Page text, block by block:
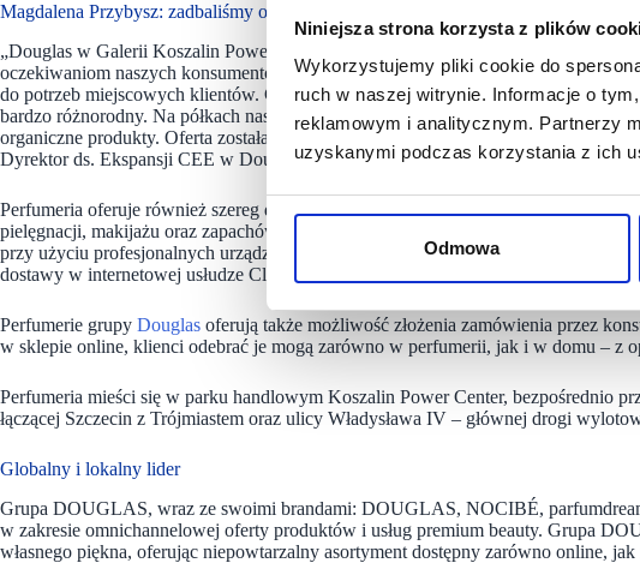
Niniejsza strona korzysta z plików
Wykorzystujemy pliki cookie do
ruch w naszej witrynie. Informacje o
reklamowym i analitycznym. Partnerzy
uzyskanymi podczas korzystania z ich
Odmowa
Magdalena Przybysz: zadbaliśmy o każdy szczegół
„Douglas w Galerii Koszalin Power Center to nasza kolejna perfumeria
oczekiwaniom naszych konsumentów, zadbaliśmy o każdy detal – zarówno w
do potrzeb miejscowych klientów. Chcemy, by wizyta w Douglas była absolutnie
bardzo różnorodny. Na półkach nasi klienci znajdą kosmetyki marek premium oraz
organiczne produkty. Oferta została także dostosowana do różnych możliwości
Dyrektor ds. Ekspansji CEE w Douglas Polska.
Perfumeria oferuje również szereg dodatkowych usług, min. indywidualne porady
pielęgnacji, makijażu oraz zapachów. Na miejscu będzie można skorzystać z
przy użyciu profesjonalnych urządzeń diagnostycznych lub wykonać bezpłatny 5
dostawy w internetowej usłudze Click & Collect.
Perfumerie grupy Douglas oferują także możliwość złożenia zamówienia przez
w sklepie online, klienci odebrać je mogą zarówno w perfumerii, jak i w domu – z
Perfumeria mieści się w parku handlowym Koszalin Power Center, bezpośrednio
łączącej Szczecin z Trójmiastem oraz ulicy Władysława IV – głównej drogi
Globalny i lokalny lider
Grupa DOUGLAS, wraz ze swoimi brandami: DOUGLAS, NOCIBÉ,
w zakresie omnichannelowej oferty produktów i usług premium beauty. Grupa
własnego piękna, oferując niepowtarzalny asortyment dostępny zarówno online,